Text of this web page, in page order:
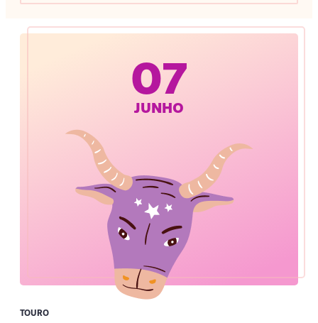
07
JUNHO
TOURO